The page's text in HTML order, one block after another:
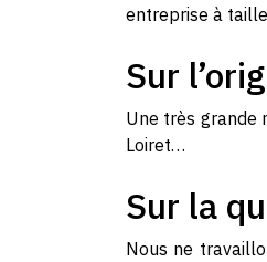
entreprise à
Sur
Une très grande
Loiret…
Sur la
Nous ne